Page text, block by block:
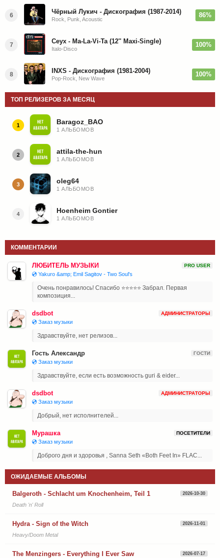
6 Чёрный Лукич - Дискография (1987-2014)
Rock, Punk, Acoustic
86%
7 Ceyx - Ma-La-Vi-Ta (12'' Maxi-Single)
Italo-Disco
100%
8 INXS - Дискография (1981-2004)
Pop-Rock, New Wave
100%
ТОП РЕЛИЗЕРОВ ЗА МЕСЯЦ
1 Baragoz_BAO
1 АЛЬБОМОВ
2 attila-the-hun
1 АЛЬБОМОВ
3 oleg64
1 АЛЬБОМОВ
4 Hoenheim Gontier
1 АЛЬБОМОВ
КОММЕНТАРИИ
ЛЮБИТЕЛЬ МУЗЫКИ PRO USER
💿 Yakuro &amp; Emil Sagitov - Two Soul's
Очень понравилось! Спасибо ⭐⭐⭐⭐⭐ Забрал. Первая
композиция...
dsdbot АДМИНИСТРАТОРЫ
💿 Заказ музыки
Здравствуйте, нет релизов...
Гость Александр ГОСТИ
💿 Заказ музыки
Здравствуйте, если есть возможность guri & eider...
dsdbot АДМИНИСТРАТОРЫ
💿 Заказ музыки
Добрый, нет исполнителей...
Мурашка ПОСЕТИТЕЛИ
💿 Заказ музыки
Доброго дня и здоровья , Sanna Seth «Both Feet In» FLAC...
ОЖИДАЕМЫЕ АЛЬБОМЫ
Balgeroth - Schlacht um Knochenheim, Teil 1 2026-10-30
Death 'n' Roll
Hydra - Sign of the Witch 2026-11-01
Heavy/Doom Metal
The Menzingers - Everything I Ever Saw 2026-07-17